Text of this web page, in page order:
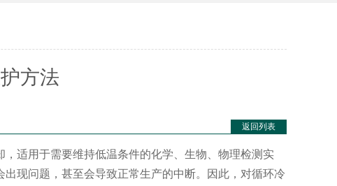
方法
返回列表
适用于需要维持低温条件的化学、生物、物理检测实
出现问题，甚至会导致正常生产的中断。因此，对循环冷